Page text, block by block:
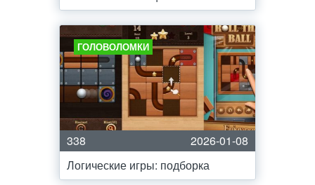
ГОЛОВОЛОМКИ
338
2026-01-08
Логические игры: подборка